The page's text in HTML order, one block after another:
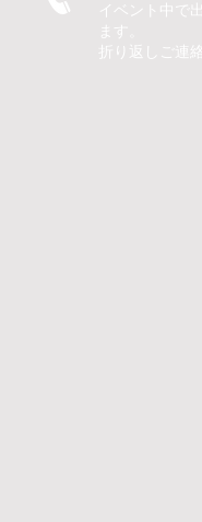
イベント中で
ます。
折り返しご連